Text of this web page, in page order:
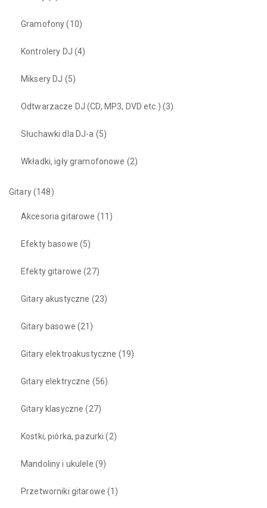
Gramofony(10)
Kontrolery DJ (4)
Miksery DJ (5)
Odtwarzacze DJ (CD, MP3, DVD etc.) (3)
Słuchawki dla DJ-a (5)
Wkładki, igły gramofonowe (2)
Gitary(148)
Akcesoria gitarowe (11)
Efekty basowe (5)
Efekty gitarowe (27)
Gitary akustyczne (23)
Gitary basowe (21)
Gitary elektroakustyczne (19)
Gitary elektryczne (56)
Gitary klasyczne (27)
Kostki, piórka, pazurki (2)
Mandoliny i ukulele (9)
Przetworniki gitarowe (1)